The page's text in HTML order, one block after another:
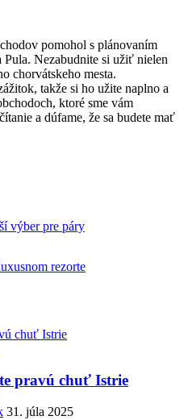
pomohol s plánovaním
Pula. Nezabudnite si užiť nielen
chorvátskeho mesta.
takže si ho užite naplno a
ktoré sme vám
a dúfame, že sa budete mať
výber pre páry
rezorte
pravú chuť Istrie
31. júla 2025